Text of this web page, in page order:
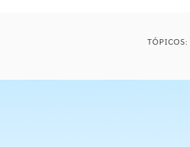
TÓPICOS: